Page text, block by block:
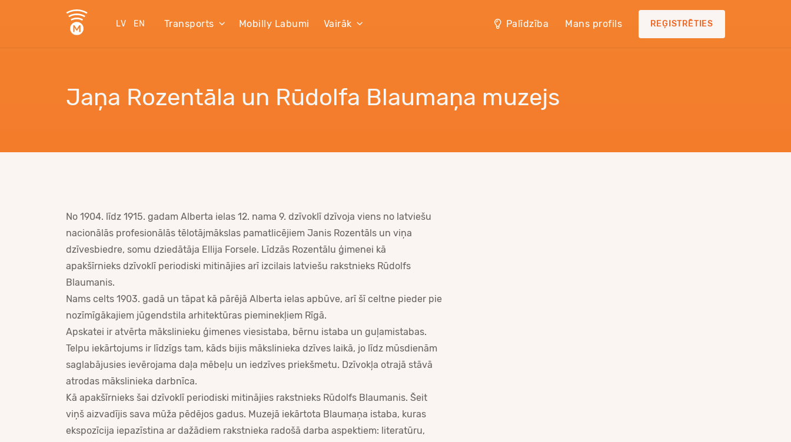
LV EN Transports Mobilly Labumi Vairāk Palīdzība Mans profils REĢISTRĒTIES
Jaņa Rozentāla un Rūdolfa Blaumaņa muzejs
No 1904. līdz 1915. gadam Alberta ielas 12. nama 9. dzīvoklī dzīvoja viens no latviešu
nacionālās profesionālās tēlotājmākslas pamatlicējiem Janis Rozentāls un viņa
dzīvesbiedre, somu dziedātāja Ellija Forsele. Līdzās Rozentālu ģimenei kā
apakšīrnieks dzīvoklī periodiski mitinājies arī izcilais latviešu rakstnieks Rūdolfs
Blaumanis.
Nams celts 1903. gadā un tāpat kā pārējā Alberta ielas apbūve, arī šī celtne pieder pie
nozīmīgākajiem jūgendstila arhitektūras pieminekļiem Rīgā.
Apskatei ir atvērta mākslinieku ģimenes viesistaba, bērnu istaba un guļamistabas.
Telpu iekārtojums ir līdzīgs tam, kāds bijis mākslinieka dzīves laikā, jo līdz mūsdienām
saglabājusies ievērojama daļa mēbeļu un iedzīves priekšmetu. Dzīvokļa otrajā stāvā
atrodas mākslinieka darbnīca.
Kā apakšīrnieks šai dzīvoklī periodiski mitinājies rakstnieks Rūdolfs Blaumanis. Šeit
viņš aizvadījis sava mūža pēdējos gadus. Muzejā iekārtota Blaumaņa istaba, kuras
ekspozīcija iepazīstina ar dažādiem rakstnieka radošā darba aspektiem: literatūru,